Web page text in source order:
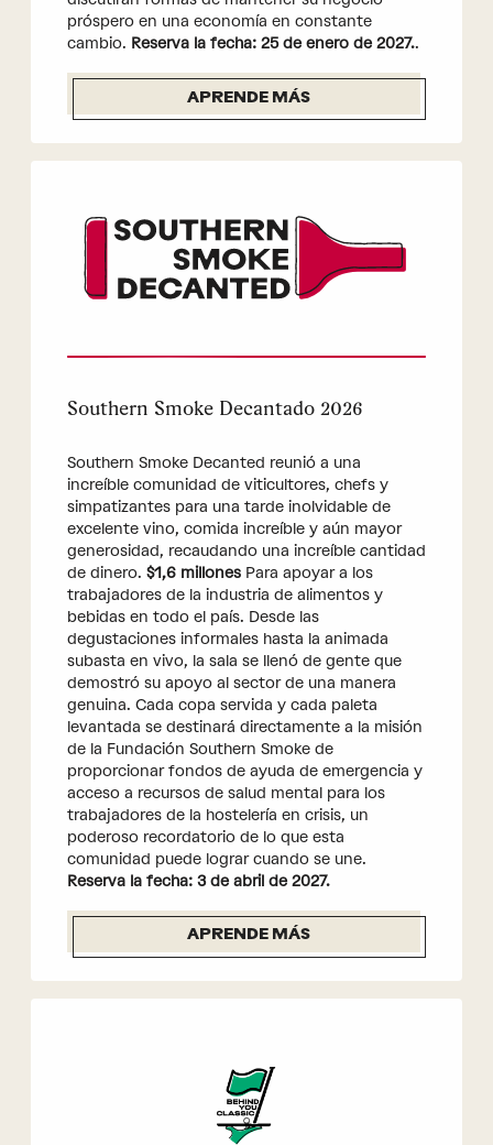
próspero en una economía en constante
cambio. Reserva la fecha: 25 de enero de 2027..
APRENDE MÁS
Southern Smoke Decantado 2026
Southern Smoke Decanted reunió a una
increíble comunidad de viticultores, chefs y
simpatizantes para una tarde inolvidable de
excelente vino, comida increíble y aún mayor
generosidad, recaudando una increíble cantidad
de dinero. $1,6 millonesPara apoyar a los
trabajadores de la industria de alimentos y
bebidas en todo el país. Desde las
degustaciones informales hasta la animada
subasta en vivo, la sala se llenó de gente que
demostró su apoyo al sector de una manera
genuina. Cada copa servida y cada paleta
levantada se destinará directamente a la misión
de la Fundación Southern Smoke de
proporcionar fondos de ayuda de emergencia y
acceso a recursos de salud mental para los
trabajadores de la hostelería en crisis, un
poderoso recordatorio de lo que esta
comunidad puede lograr cuando se une.
Reserva la fecha: 3 de abril de 2027.
APRENDE MÁS